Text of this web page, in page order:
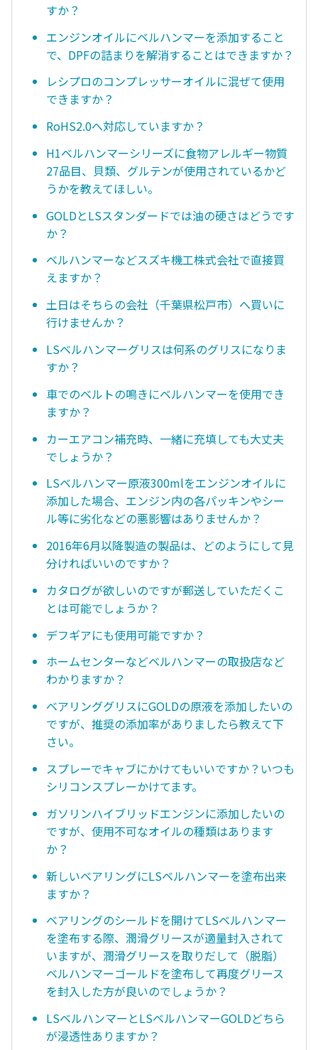
すか？
エンジンオイルにベルハンマーを添加すること
で、DPFの詰まりを解消することはできますか？
レシプロのコンプレッサーオイルに混ぜて使用
できますか？
RoHS2.0へ対応していますか？
H1ベルハンマーシリーズに食物アレルギー物質
27品目、貝類、グルテンが使用されているかど
うかを教えてほしい。
GOLDとLSスタンダードでは油の硬さはどうです
か？
ベルハンマーなどスズキ機工株式会社で直接買
えますか？
土日はそちらの会社（千葉県松戸市）へ買いに
行けませんか？
LSベルハンマーグリスは何系のグリスになりま
すか？
車でのベルトの鳴きにベルハンマーを使用でき
ますか？
カーエアコン補充時、一緒に充填しても大丈夫
でしょうか？
LSベルハンマー原液300mlをエンジンオイルに
添加した場合、エンジン内の各パッキンやシー
ル等に劣化などの悪影響はありませんか？
2016年6月以降製造の製品は、どのようにして見
分ければいいのですか？
カタログが欲しいのですが郵送していただくこ
とは可能でしょうか？
デフギアにも使用可能ですか？
ホームセンターなどベルハンマーの取扱店など
わかりますか？
ベアリンググリスにGOLDの原液を添加したいの
ですが、推奨の添加率がありましたら教えて下
さい。
スプレーでキャブにかけてもいいですか？いつも
シリコンスプレーかけてます。
ガソリンハイブリッドエンジンに添加したいの
ですが、使用不可なオイルの種類はあります
か？
新しいベアリングにLSベルハンマーを塗布出来
ますか？
ベアリングのシールドを開けてLSベルハンマー
を塗布する際、潤滑グリースが適量封入されて
いますが、潤滑グリースを取りだして（脱脂）
ベルハンマーゴールドを塗布して再度グリース
を封入した方が良いのでしょうか？
LSベルハンマーとLSベルハンマーGOLDどちら
が浸透性ありますか？